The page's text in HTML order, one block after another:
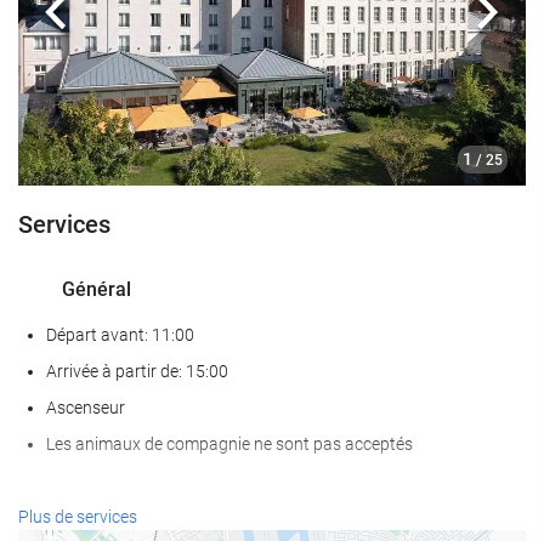
1 / 25
Précédent
Services
Général
Départ avant: 11:00
Arrivée à partir de: 15:00
Ascenseur
Les animaux de compagnie ne sont pas acceptés
Bien-être
Plus de services